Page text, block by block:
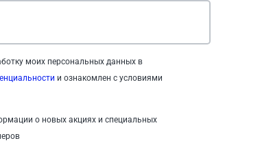
моих персональных данных в
и ознакомлен с условиями
о новых акциях и специальных